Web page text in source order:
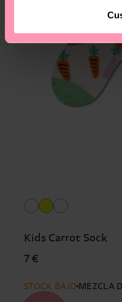
Kids Carrot Sock
7 €
STOCK BAJO MEZCLA